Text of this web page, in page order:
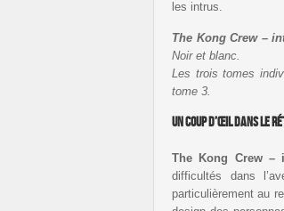
les intrus.
The Kong Crew –
Noir et blanc.
Les trois tomes
tome 3.
Un coup d’œil dans le
The Kong Crew –
difficultés dans
particulièrement au